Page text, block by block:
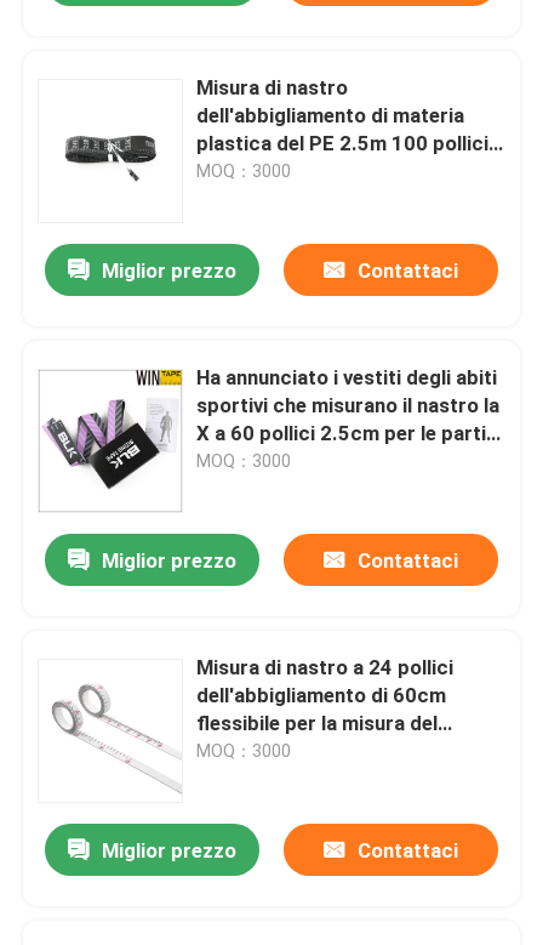
Misura di nastro
dell'abbigliamento di materia
plastica del PE 2.5m 100 pollici
di lunghezza
MOQ：3000
Miglior prezzo Contattaci
Ha annunciato i vestiti degli abiti
sportivi che misurano il nastro la
X a 60 pollici 2.5cm per le parti
del corpo
MOQ：3000
Miglior prezzo Contattaci
Misura di nastro a 24 pollici
dell'abbigliamento di 60cm
flessibile per la misura del
mestiere del panno
MOQ：3000
Miglior prezzo Contattaci